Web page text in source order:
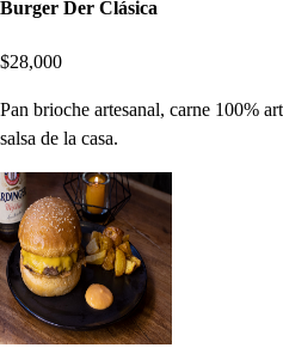
Burger Der Clásica
$28,000
Pan brioche artesanal, carne 100%
salsa de la casa.